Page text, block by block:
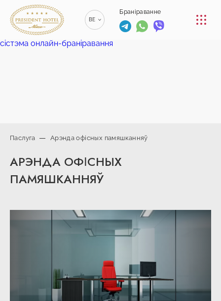
Браніраванне
BE
РУССКИЙ
RU
ПРАЦЭДУРЫ
РЭСТАРАН
hotel.by
+375 (29) 173-
00
229-70-
01
сістэма онлайн-браніравання
Паслуга Арэнда офісных памяшканняў
АРЭНДА ОФІСНЫХ
ПАМЯШКАННЯЎ